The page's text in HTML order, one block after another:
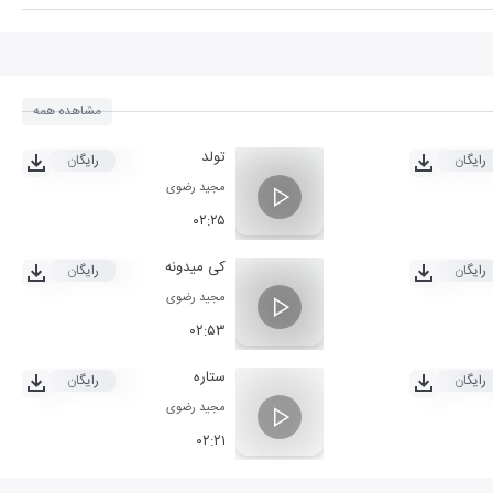
بمون
دور
مشاهده همه
رایگان تولد
مجید رضوی
۰۲:۲۵
رایگان
رایگان کی میدونه
مجید رضوی
۰۲:۵۳
رایگان
رایگان ستاره
مجید رضوی
۰۲:۲۱
رایگان